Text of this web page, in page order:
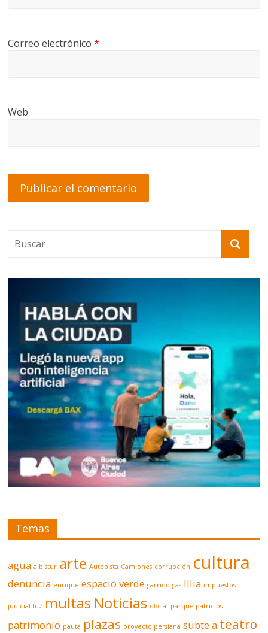
Correo electrónico*
Web
Temas
agua albistur arte Autopista Camiones corrupción cultura
denuncia enrique espacio verde garrido gas Illia impuestos
judicial luz multas Noticias oficial parque patricios
patrimonio pauta plazas proyecto persiana subte a teatro